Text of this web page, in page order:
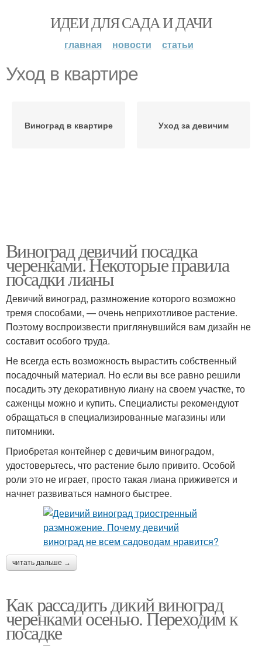
ИДЕИ ДЛЯ САДА И ДАЧИ
главная новости статьи
Уход в квартире
Виноград в квартире Уход за девичим
Виноград девичий посадка
черенками. Некоторые правила
посадки лианы
Девичий виноград, размножение которого возможно
тремя способами, — очень неприхотливое растение.
Поэтому воспроизвести приглянувшийся вам дизайн не
составит особого труда.
Не всегда есть возможность вырастить собственный
посадочный материал. Но если вы все равно решили
посадить эту декоративную лиану на своем участке, то
саженцы можно и купить. Специалисты рекомендуют
обращаться в специализированные магазины или
питомники.
Приобретая контейнер с девичьим виноградом,
удостоверьтесь, что растение было привито. Особой
роли это не играет, просто такая лиана приживется и
начнет развиваться намного быстрее.
читать дальше →
Как рассадить дикий виноград
черенками осенью. Переходим к
посадке